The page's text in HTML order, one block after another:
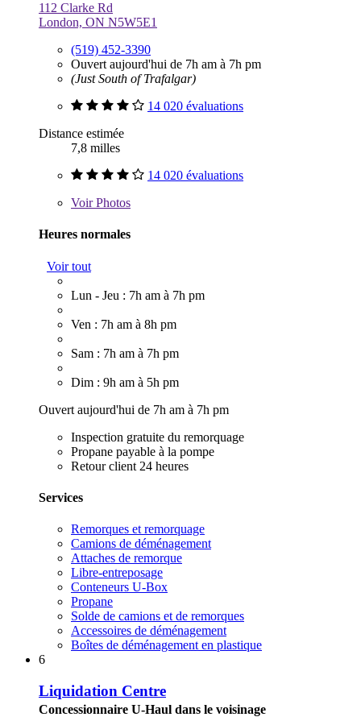
112 Clarke Rd
London, ON N5W5E1
(519) 452-3390
Ouvert aujourd'hui de 7h am à 7h pm
(Just South of Trafalgar)
14 020 évaluations
Distance estimée
7,8 milles
14 020 évaluations
VoirPhotos
Heures normales
Voir tout
Lun - Jeu : 7h am à 7h pm
Ven : 7h am à 8h pm
Sam : 7h am à 7h pm
Dim : 9h am à 5h pm
Ouvert aujourd'hui de 7h am à 7h pm
Inspection gratuite du remorquage
Propane payable à la pompe
Retour client 24 heures
Services
Remorques et remorquage
Camions de déménagement
Attaches de remorque
Libre-entreposage
Conteneurs U-Box
Propane
Solde de camions et de remorques
Accessoires de déménagement
Boîtes de déménagement en plastique
6
Liquidation Centre
Concessionnaire U-Haul dans le voisinage